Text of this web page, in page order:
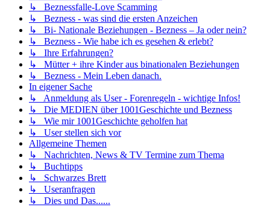
↳ Beznessfalle-Love Scamming
↳ Bezness - was sind die ersten Anzeichen
↳ Bi- Nationale Beziehungen - Bezness – Ja oder nein?
↳ Bezness - Wie habe ich es gesehen & erlebt?
↳ Ihre Erfahrungen?
↳ Mütter + ihre Kinder aus binationalen Beziehungen
↳ Bezness - Mein Leben danach.
In eigener Sache
↳ Anmeldung als User - Forenregeln - wichtige Infos!
↳ Die MEDIEN über 1001Geschichte und Bezness
↳ Wie mir 1001Geschichte geholfen hat
↳ User stellen sich vor
Allgemeine Themen
↳ Nachrichten, News & TV Termine zum Thema
↳ Buchtipps
↳ Schwarzes Brett
↳ Useranfragen
↳ Dies und Das......